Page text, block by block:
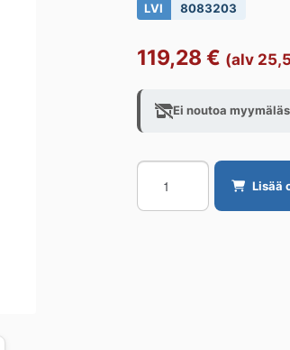
LVI 8083203
119,28 € (alv
Ei noutoa
SUODATINKOTELO
ALTECH
ASK
Lisää